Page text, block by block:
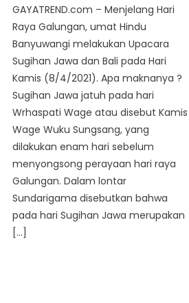
GAYATREND.com – Menjelang Hari
Raya Galungan, umat Hindu
Banyuwangi melakukan Upacara
Sugihan Jawa dan Bali pada Hari
Kamis (8/4/2021). Apa maknanya ?
Sugihan Jawa jatuh pada hari
Wrhaspati Wage atau disebut Kamis
Wage Wuku Sungsang, yang
dilakukan enam hari sebelum
menyongsong perayaan hari raya
Galungan. Dalam lontar
Sundarigama disebutkan bahwa
pada hari Sugihan Jawa merupakan
[…]